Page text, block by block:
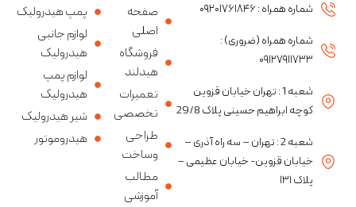
شماره همراه : ۰۹۲۰۱۷۶۱۸۴۶
شماره همراه (ضروری) :
۰۹۱۲۷۹۱۱۷۳۳
شعبه 1 : تهران خیابان قزوین
کوچه ابراهیم حسینی پلاک 29/8
شعبه 2 : تهران – سه راه آذری –
خیابان قزوین- خیابان عظیمی –
پلاک ۱۳۱
صفحه
اصلی
فروشگاه
هیدلند
تعمیرات
تخصصی
طراحی
وساخت
مطالب
آموزشی
پمپ هیدرولیک
لوازم جانبی
هیدرولیک
لوازم پمپ
هیدرولیک
شیر هیدرولیک
هیدروموتور